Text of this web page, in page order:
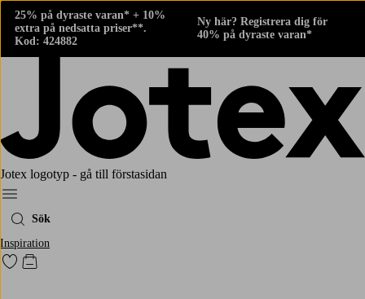
25% på dyraste varan* + 10%
extra på nedsatta priser**.
Kod: 424882
Ny här? Registrera dig för
40% på dyraste varan*
Jotex logotyp - gå till förstasidan
Meny
Sök
Inspiration
Gå till favoritmarkerade produkter
Gå till kundvagnen